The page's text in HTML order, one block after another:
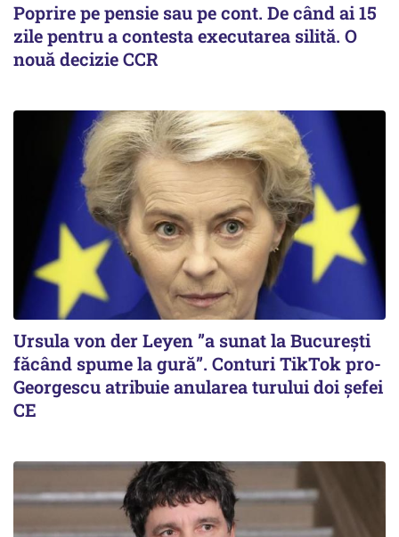
Poprire pe pensie sau pe cont. De când ai 15
zile pentru a contesta executarea silită. O
nouă decizie CCR
Ursula von der Leyen ”a sunat la București
făcând spume la gură”. Conturi TikTok pro-
Georgescu atribuie anularea turului doi șefei
CE